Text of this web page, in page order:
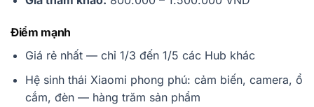
Điểm mạnh
Giá rẻ nhất — chỉ 1/3 đến 1/5 các Hub khác
Hệ sinh thái Xiaomi phong phú: cảm biến, camera, ổ
cắm, đèn — hàng trăm sản phẩm